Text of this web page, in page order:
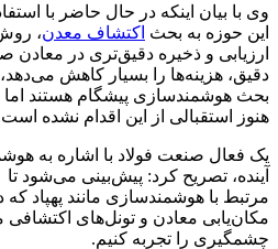
وی با بیان اینکه در حال حاضر با
این حوزه به بحث اکتشاف معدن،
ارزیابی و ذخیره دقیق‌تری در
دقیق، هزینه‌ها را بسیار کاهش
بحث هوشمندسازی پیشگام هستند اما
هنوز استقبالی از این اقدام نشده
یک فعال صنعت فولاد با اشاره به
مرتبط با هوشمندسازی مانند پهپاد
مکان‌یابی معادن و تونل‌های
چشمگیری را تجربه کنیم.